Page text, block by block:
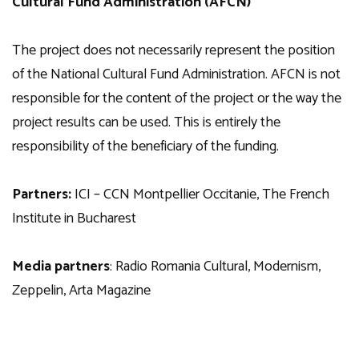
The project does not necessarily represent the position
of the National Cultural Fund Administration. AFCN is not
responsible for the content of the project or the way the
project results can be used. This is entirely the
responsibility of the beneficiary of the funding.
Partners:ICI – CCN Montpellier Occitanie, The French
Institute in Bucharest
Media partners: Radio Romania Cultural, Modernism,
Zeppelin, Arta Magazine